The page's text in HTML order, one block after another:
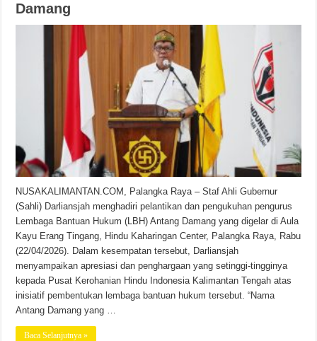
Damang
NUSAKALIMANTAN.COM, Palangka Raya – Staf Ahli Gubernur
(Sahli) Darliansjah menghadiri pelantikan dan pengukuhan pengurus
Lembaga Bantuan Hukum (LBH) Antang Damang yang digelar di Aula
Kayu Erang Tingang, Hindu Kaharingan Center, Palangka Raya, Rabu
(22/04/2026). Dalam kesempatan tersebut, Darliansjah
menyampaikan apresiasi dan penghargaan yang setinggi-tingginya
kepada Pusat Kerohanian Hindu Indonesia Kalimantan Tengah atas
inisiatif pembentukan lembaga bantuan hukum tersebut. “Nama
Antang Damang yang …
Baca Selanjutnya »